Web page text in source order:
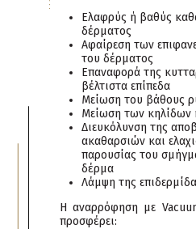
Ελαφρύς ή βαθύς
δέρματος
Αφαίρεση των
του δέρματος
Επαναφορά της
βέλτιστα επίπεδα
Μείωση του βάθους
Μείωση των κηλίδων
Διευκόλυνση της
ακαθαρσιών και
παρουσίας του
δέρμα
Λάμψη της
Η αναρρόφηση με
προσφέρει: